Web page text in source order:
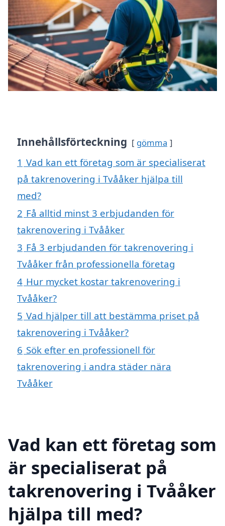
Innehållsförteckning gömma
1 Vad kan ett företag som är specialiserat
på takrenovering i Tvååker hjälpa till
med?
2 Få alltid minst 3 erbjudanden för
takrenovering i Tvååker
3 Få 3 erbjudanden för takrenovering i
Tvååker från professionella företag
4 Hur mycket kostar takrenovering i
Tvååker?
5 Vad hjälper till att bestämma priset på
takrenovering i Tvååker?
6 Sök efter en professionell för
takrenovering i andra städer nära
Tvååker
Vad kan ett företag som
är specialiserat på
takrenovering i Tvååker
hjälpa till med?